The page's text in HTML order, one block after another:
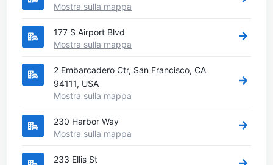
Mostra sulla mappa
177 S Airport Blvd
Mostra sulla mappa
2 Embarcadero Ctr, San Francisco, CA
94111, USA
Mostra sulla mappa
230 Harbor Way
Mostra sulla mappa
233 Ellis St